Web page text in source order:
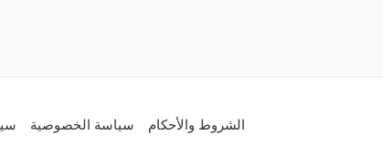
الشروط والأحكام سياسة الخصوصية